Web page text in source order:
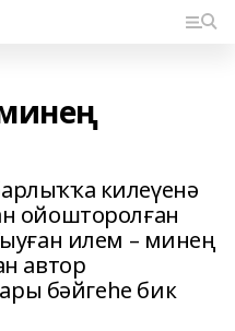
килеүенә
ойошторолған
илем – минең
автор
бәйгеһе бик